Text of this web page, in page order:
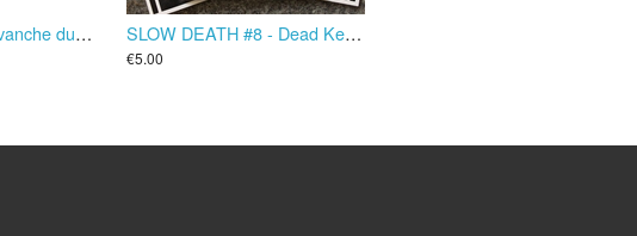
ACID GRAS "La revanche du CD1" CD SLOW DEATH #8 - Dead Kennedys aux Bains Douches
€5.00